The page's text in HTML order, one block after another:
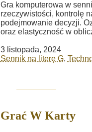
Gra komputerowa w
rzeczywistości, kontrolę
podejmowanie decyzji.
oraz elastyczność w
3 listopada, 2024
Sennik na literę G,
Grać W Karty